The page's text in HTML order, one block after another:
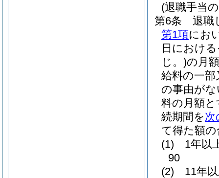
(退職手当
第6条
退職
第1項にお
日におけ
じ。)の月額
給料の一
の事由が
料の月額
続期間を次
て得た額
(1)
1年以
90
(2)
11年